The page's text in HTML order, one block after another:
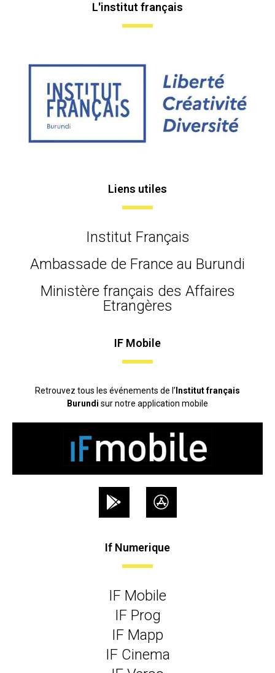
L'institut français
Liens utiles
Institut Français
Ambassade de France au Burundi
Ministère français des Affaires
Etrangères
IF Mobile
Retrouvez tous les événements de l’ Institut français
Burundi sur notre application mobile
If Numerique
IF Mobile
IF Prog
IF Mapp
IF Cinema